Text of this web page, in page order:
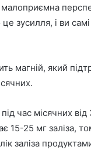
малоприємна
зусилля, і ви
магній, який
час місячних
15-25 мг заліза,
заліза